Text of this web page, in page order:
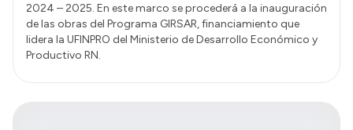
2024 – 2025. En este marco se procederá a la inauguración
de las obras del Programa GIRSAR, financiamiento que
lidera la UFINPRO del Ministerio de Desarrollo Económico y
Productivo RN.